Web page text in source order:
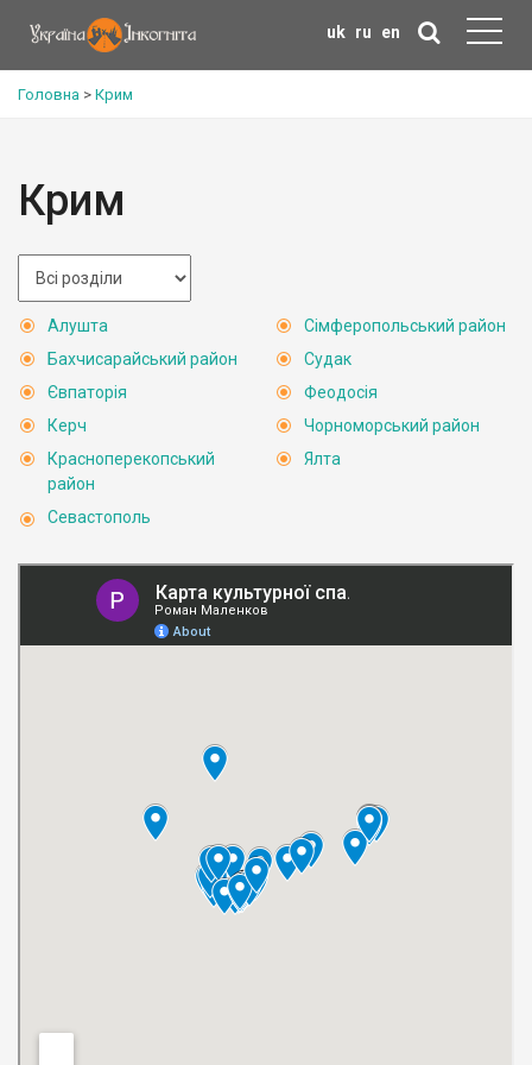
uk ru en
Головна > Крим
Крим
Алушта
Бахчисарайський район
Євпаторія
Керч
Красноперекопський
район
Севастополь
Сімферопольський район
Судак
Феодосія
Чорноморський район
Ялта